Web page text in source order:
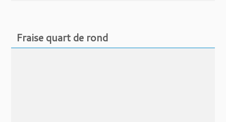
Fraise quart de rond